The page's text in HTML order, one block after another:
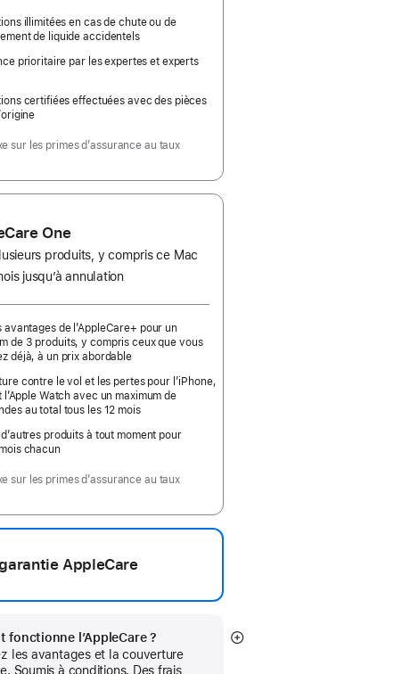
illimitées en cas de chute ou de
de liquide accidentels
prioritaire par les expertes et experts
certifiées effectuées avec des pièces
sur les primes d’assurance au taux
One
produits, y compris ce Mac
par
jusqu’à annulation
avantages de l’AppleCare+ pour un
de 3 produits, y compris ceux que vous
déjà, à un prix abordable
contre le vol et les pertes pour l’iPhone,
l’Apple Watch avec un maximum de
au total tous les 12 mois
produits à tout moment pour
par
chacun
sur les primes d’assurance au taux
AppleCare
fonctionne l’AppleCare ?
les avantages et la couverture
Soumis à conditions. Des frais
Afficher